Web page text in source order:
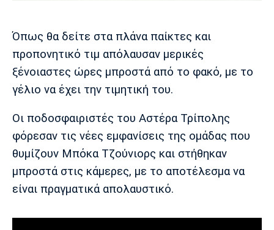
Πολιτισμός
Τραγούδια
Cine Spot
Running
Media
Παρασκήνιο
Πρόγραμμα TV
Ιωνικός Κηφισιά Πανσερραϊκός
Μπαρτσελόνα
Ρεάλ
Μαδρίτης
Ατλέτικο
Γιουνάιτεντ
Όπως θα δείτε στα πλάνα παίκτες και
προπονητικό τιμ απόλαυσαν μερικές
ξένοιαστες ώρες μπροστά από το φακό, με το
γέλιο να έχει την τιμητική του.
Οι ποδοσφαιριστές του Αστέρα Τρίπολης
φόρεσαν τις νέες εμφανίσεις της ομάδας που
θυμίζουν Μπόκα Τζούνιορς και στήθηκαν
μπροστά στις κάμερες, με το αποτέλεσμα να
είναι πραγματικά απολαυστικό.